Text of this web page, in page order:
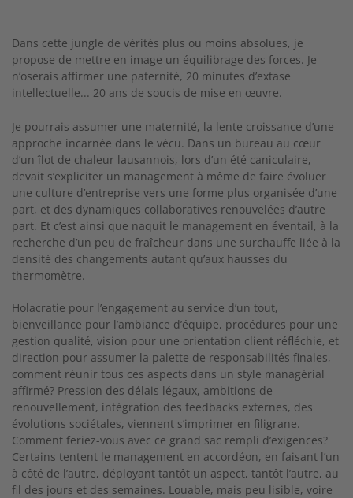
Dans cette jungle de vérités plus ou moins absolues, je
propose de mettre en image un équilibrage des forces. Je
n’oserais affirmer une paternité, 20 minutes d’extase
intellectuelle... 20 ans de soucis de mise en œuvre.
Je pourrais assumer une maternité, la lente croissance d’une
approche incarnée dans le vécu. Dans un bureau au cœur
d’un îlot de chaleur lausannois, lors d’un été caniculaire,
devait s’expliciter un management à même de faire évoluer
une culture d’entreprise vers une forme plus organisée d’une
part, et des dynamiques collaboratives renouvelées d’autre
part. Et c’est ainsi que naquit le management en éventail, à la
recherche d’un peu de fraîcheur dans une surchauffe liée à la
densité des changements autant qu’aux hausses du
thermomètre.
Holacratie pour l’engagement au service d’un tout,
bienveillance pour l’ambiance d’équipe, procédures pour une
gestion qualité, vision pour une orientation client réfléchie, et
direction pour assumer la palette de responsabilités finales,
comment réunir tous ces aspects dans un style managérial
affirmé? Pression des délais légaux, ambitions de
renouvellement, intégration des feedbacks externes, des
évolutions sociétales, viennent s’imprimer en filigrane.
Comment feriez-vous avec ce grand sac rempli d’exigences?
Certains tentent le management en accordéon, en faisant l’un
à côté de l’autre, déployant tantôt un aspect, tantôt l’autre, au
fil des jours et des semaines. Louable, mais peu lisible, voire